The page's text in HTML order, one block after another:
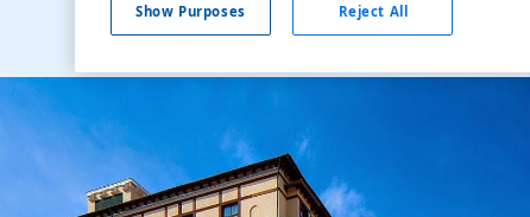
Show Purposes Reject All